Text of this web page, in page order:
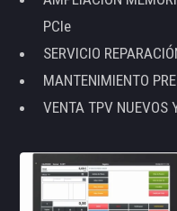
PCIe
SERVICIO
MANTENIMIENTO
VENTA TPV NUEVOS